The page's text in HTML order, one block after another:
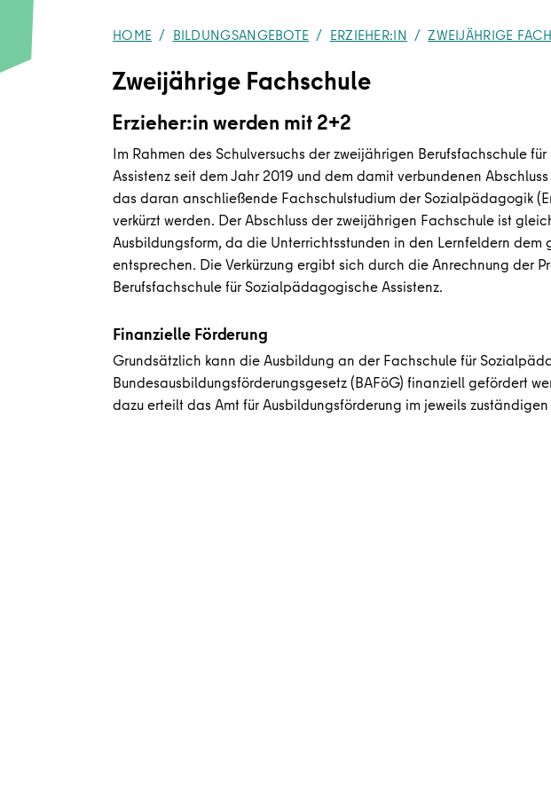
HOME BILDUNGSANGEBOTE ERZIEHER:IN ZWEIJÄHRIGE
Zweijährige Fachschule
Erzieher:in werden mit 2+2
Im Rahmen des Schulversuchs der zweijährigen Berufsfachschule
Assistenz seit dem Jahr 2019 und dem damit verbundenen
das daran anschließende Fachschulstudium der Sozialpädagogik
verkürzt werden. Der Abschluss der zweijährigen Fachschule ist
Ausbildungsform, da die Unterrichtsstunden in den Lernfeldern dem
entsprechen. Die Verkürzung ergibt sich durch die Anrechnung der
Berufsfachschule für Sozialpädagogische Assistenz.
Finanzielle Förderung
Grundsätzlich kann die Ausbildung an der Fachschule für
Bundesausbildungsförderungsgesetz (BAFöG) finanziell gefördert
dazu erteilt das Amt für Ausbildungsförderung im jeweils zuständigen